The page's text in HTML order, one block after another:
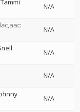
N/A
N/A
N/A
N/A
N/A